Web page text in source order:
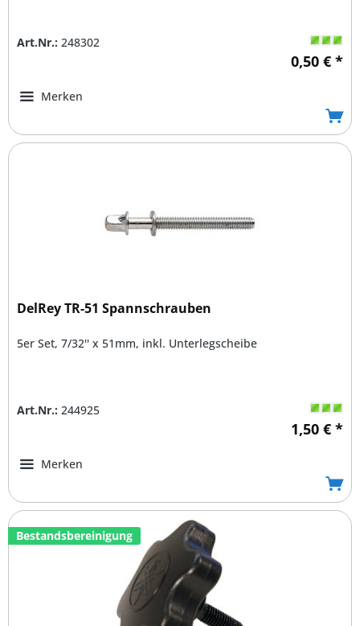
Art.Nr.: 248302
0,50 € *
Merken
DelRey TR-51 Spannschrauben
5er Set, 7/32'' x 51mm, inkl. Unterlegscheibe
Art.Nr.: 244925
1,50 € *
Merken
Bestandsbereinigung